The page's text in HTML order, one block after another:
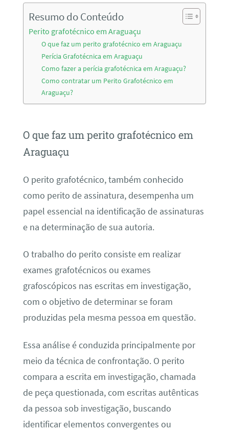
Resumo do Conteúdo
Perito grafotécnico em Araguaçu
O que faz um perito grafotécnico em Araguaçu
Perícia Grafotécnica em Araguaçu
Como fazer a perícia grafotécnica em Araguaçu?
Como contratar um Perito Grafotécnico em
Araguaçu?
O que faz um perito grafotécnico em
Araguaçu
O perito grafotécnico, também conhecido
como perito de assinatura, desempenha um
papel essencial na identificação de assinaturas
e na determinação de sua autoria.
O trabalho do perito consiste em realizar
exames grafotécnicos ou exames
grafoscópicos nas escritas em investigação,
com o objetivo de determinar se foram
produzidas pela mesma pessoa em questão.
Essa análise é conduzida principalmente por
meio da técnica de confrontação. O perito
compara a escrita em investigação, chamada
de peça questionada, com escritas autênticas
da pessoa sob investigação, buscando
identificar elementos convergentes ou